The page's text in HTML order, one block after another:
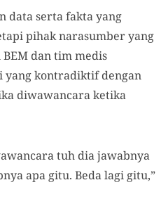
data serta fakta yang
pihak narasumber yang
dan tim medis
yang kontradiktif dengan
diwawancara ketika
tuh dia jawabnya
apa gitu. Beda lagi gitu,”